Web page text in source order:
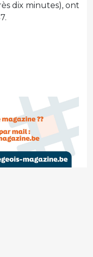
dix minutes), ont